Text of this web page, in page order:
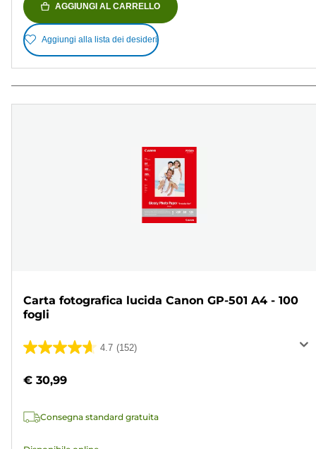
AGGIUNGI AL CARRELLO
Aggiungi alla lista dei desideri
Carta fotografica lucida Canon GP-501 A4 - 100
fogli
4.7 (152)
4.7
5
152
€ 30,99
Consegna standard gratuita